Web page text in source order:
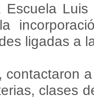
ligadas a
contactaron
clases